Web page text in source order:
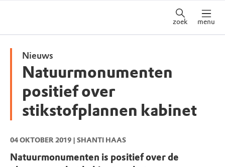
zoek menu
Nieuws
Natuurmonumenten
positief over
stikstofplannen kabinet
04 OKTOBER 2019 | SHANTI HAAS
Natuurmonumenten is positief over de